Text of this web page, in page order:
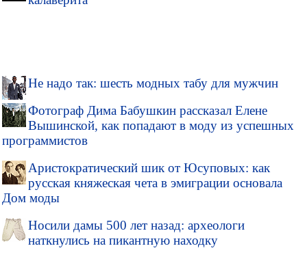
Не надо так: шесть модных табу для мужчин
Фотограф Дима Бабушкин рассказал Елене
Вышинской, как попадают в моду из успешных
программистов
Аристократический шик от Юсуповых: как
русская княжеская чета в эмиграции основала
Дом моды
Носили дамы 500 лет назад: археологи
наткнулись на пикантную находку